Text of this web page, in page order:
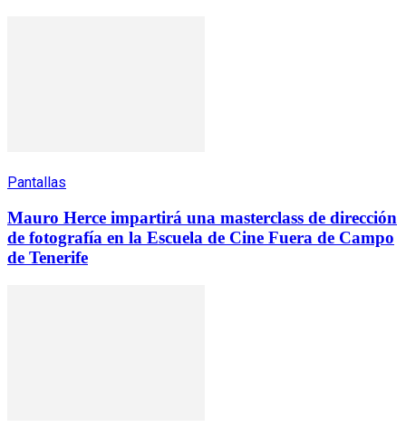
Pantallas
Mauro Herce impartirá una masterclass de dirección
de fotografía en la Escuela de Cine Fuera de Campo
de Tenerife